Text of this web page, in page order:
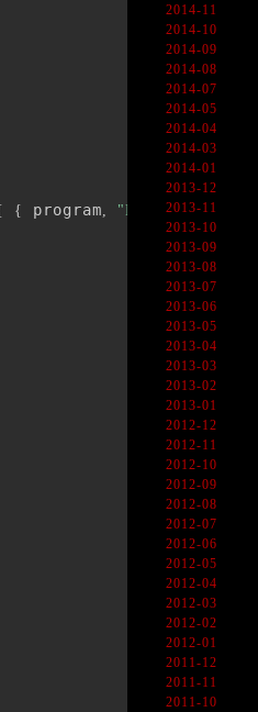
{ program, "Hogegram"
2014-11
2014-10
2014-09
2014-08
2014-07
2014-05
2014-04
2014-03
2014-01
2013-12
2013-11
2013-10
2013-09
2013-08
2013-07
2013-06
2013-05
2013-04
2013-03
2013-02
2013-01
2012-12
2012-11
2012-10
2012-09
2012-08
2012-07
2012-06
2012-05
2012-04
2012-03
2012-02
2012-01
2011-12
2011-11
2011-10